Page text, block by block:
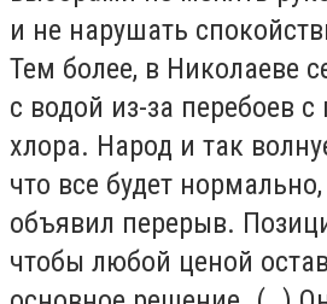
и не нарушать
Тем более, в Николаеве
с водой из-за перебоев
хлора. Народ и так
что все будет
объявил перерыв.
чтобы любой ценой